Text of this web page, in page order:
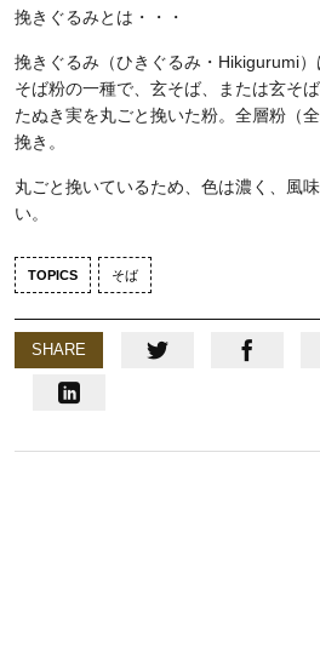
挽きぐるみとは・・・
挽きぐるみ（ひきぐるみ・Hikigurumi）
そば粉の一種で、玄そば、または玄そ
たぬき実を丸ごと挽いた粉。全層粉（
挽き。
丸ごと挽いているため、色は濃く、風
い。
TOPICS そば
SHARE